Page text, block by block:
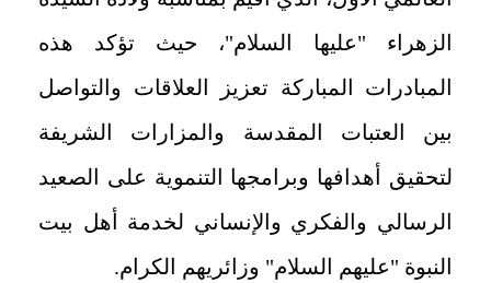
الزهراء "عليها السلام"، حيث تؤكد هذه
المبادرات المباركة تعزيز العلاقات والتواصل
بين العتبات المقدسة والمزارات الشريفة
لتحقيق أهدافها وبرامجها التنموية على الصعيد
الرسالي والفكري والإنساني لخدمة أهل بيت
النبوة "عليهم السلام" وزائريهم الكرام.